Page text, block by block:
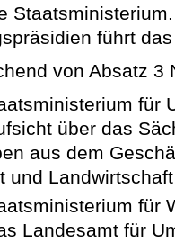
führt
von Absatz 3
für
über das
aus dem
und
für
Landesamt für